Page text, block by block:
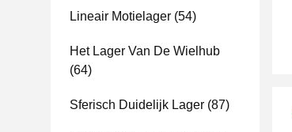
Lineair Motielager (54)
Het Lager Van De Wielhub
(64)
Sferisch Duidelijk Lager (87)